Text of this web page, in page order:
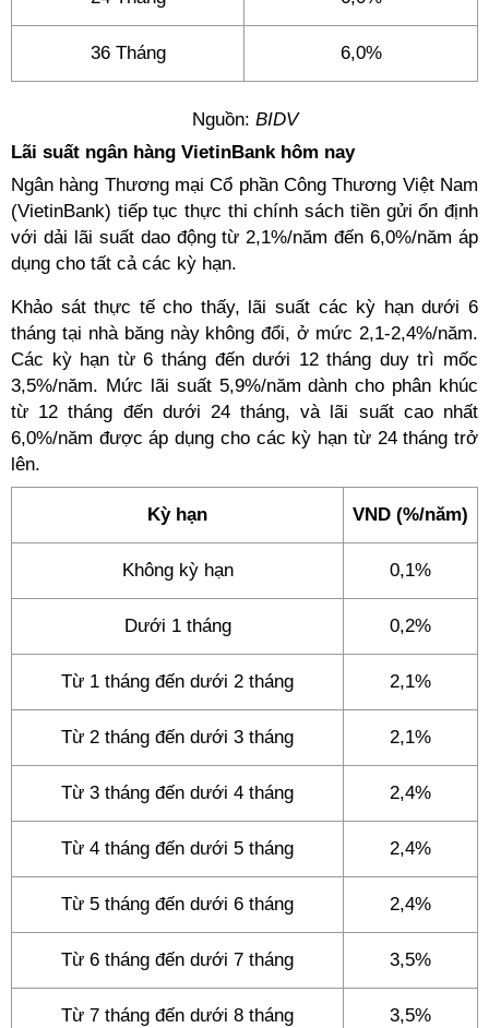
36 Tháng 6,0%
Nguồn: BIDV
Lãi suất ngân hàng VietinBank hôm nay
Ngân hàng Thương mại Cổ phần Công Thương Việt Nam
(VietinBank) tiếp tục thực thi chính sách tiền gửi ổn định
với dải lãi suất dao động từ 2,1%/năm đến 6,0%/năm áp
dụng cho tất cả các kỳ hạn.
Khảo sát thực tế cho thấy, lãi suất các kỳ hạn dưới 6
tháng tại nhà băng này không đổi, ở mức 2,1-2,4%/năm.
Các kỳ hạn từ 6 tháng đến dưới 12 tháng duy trì mốc
3,5%/năm. Mức lãi suất 5,9%/năm dành cho phân khúc
từ 12 tháng đến dưới 24 tháng, và lãi suất cao nhất
6,0%/năm được áp dụng cho các kỳ hạn từ 24 tháng trở
lên.
Kỳ hạn VND (%/năm)
Không kỳ hạn 0,1%
Dưới 1 tháng 0,2%
Từ 1 tháng đến dưới 2 tháng 2,1%
Từ 2 tháng đến dưới 3 tháng 2,1%
Từ 3 tháng đến dưới 4 tháng 2,4%
Từ 4 tháng đến dưới 5 tháng 2,4%
Từ 5 tháng đến dưới 6 tháng 2,4%
Từ 6 tháng đến dưới 7 tháng 3,5%
Từ 7 tháng đến dưới 8 tháng 3,5%